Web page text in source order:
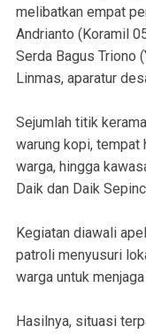
melibatkan empat
Andrianto (Koramil
Serda Bagus Triono
Linmas, aparatur
Sejumlah titik
warung kopi, tempat
warga, hingga
Daik dan Daik
Kegiatan diawali
patroli menyusuri
warga untuk
Hasilnya, situasi